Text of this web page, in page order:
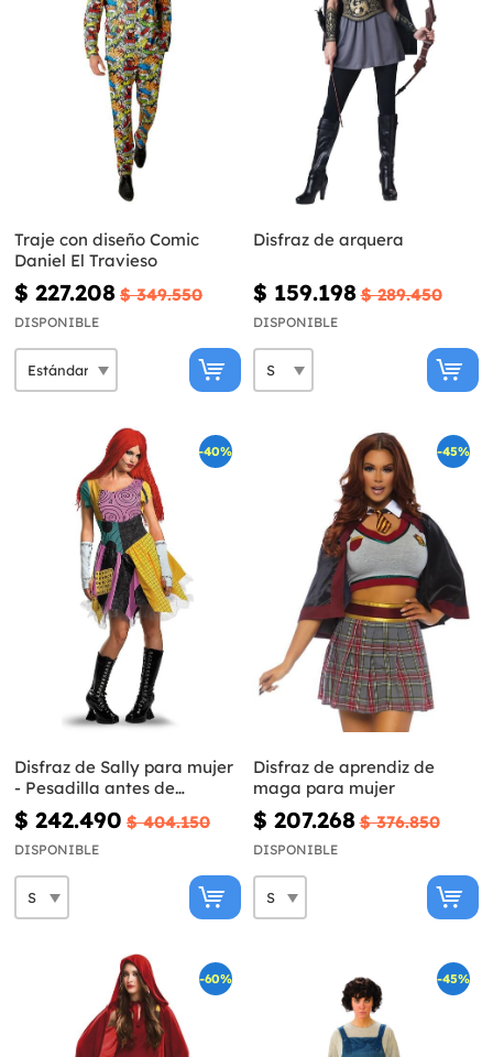
Traje con diseño Comic
Daniel El Travieso
$ 227.208 $ 349.550
DISPONIBLE
Disfraz de arquera
$ 159.198 $ 289.450
DISPONIBLE
-40%
Disfraz de Sally para mujer
- Pesadilla antes de
Navidad
$ 242.490 $ 404.150
DISPONIBLE
-45%
Disfraz de aprendiz de
maga para mujer
$ 207.268 $ 376.850
DISPONIBLE
-60% -45%